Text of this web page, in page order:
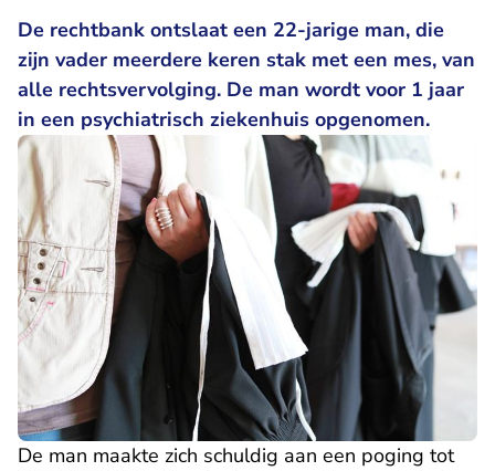
De rechtbank ontslaat een 22-jarige man, die
zijn vader meerdere keren stak met een mes, van
alle rechtsvervolging. De man wordt voor 1 jaar
in een psychiatrisch ziekenhuis opgenomen.
De man maakte zich schuldig aan een poging tot